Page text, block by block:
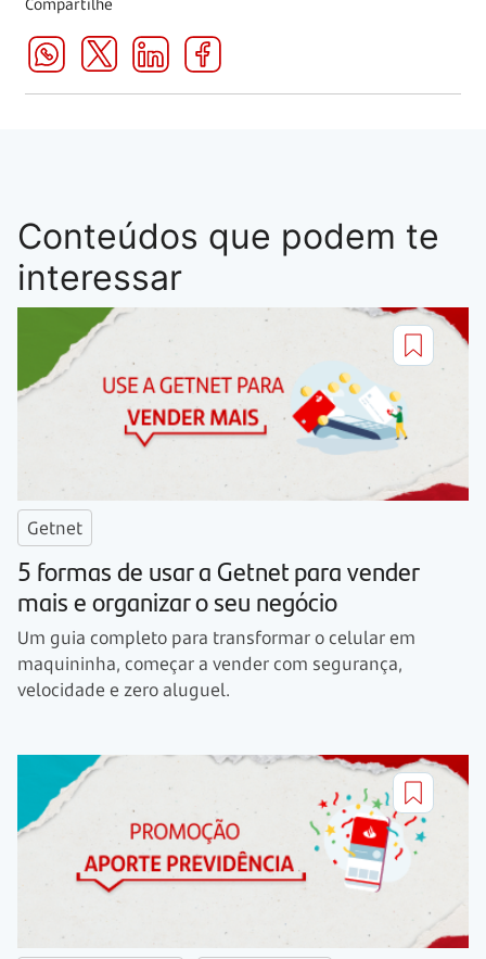
Conteúdos que podem te
interessar
Getnet
5 formas de usar a Getnet para vender
mais e organizar o seu negócio
Um guia completo para transformar o celular em
maquininha, começar a vender com segurança,
velocidade e zero aluguel.